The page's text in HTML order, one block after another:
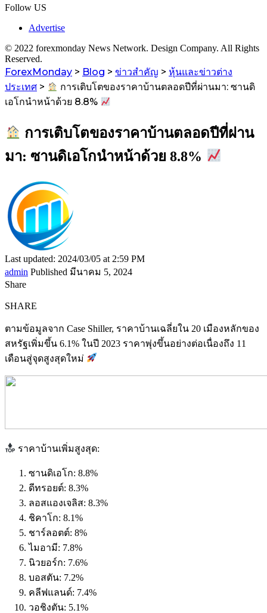
Follow US
Advertise
© 2022 forexmonday News Network. Design Company. All Rights
Reserved.
ForexMonday > Blog > ข่าวสำคัญ > หุ้นและข่าวต่าง
ประเทศ >
การเติบโตของราคาบ้านตลอดปีที่ผ่านมา: ซานดิ
เอโกนำหน้าด้วย 8.8%
การเติบโตของราคาบ้านตลอดปีที่ผ่าน
มา: ซานดิเอโกนำหน้าด้วย 8.8%
Last updated: 2024/03/05 at 2:59 PM
admin Published มีนาคม 5, 2024
Share
SHARE
ตามข้อมูลจาก Case Shiller, ราคาบ้านเฉลี่ยใน 20 เมืองหลักของ
สหรัฐเพิ่มขึ้น 6.1% ในปี 2023 ราคาพุ่งขึ้นอย่างต่อเนื่องถึง 11
เดือนสู่จุดสูงสุดใหม่
ราคาบ้านเพิ่มสูงสุด:
ซานดิเอโก: 8.8%
ดีทรอยต์: 8.3%
ลอสแองเจลิส: 8.3%
ชิคาโก: 8.1%
ชาร์ลอตต์: 8%
ไมอามี: 7.8%
นิวยอร์ก: 7.6%
บอสตัน: 7.2%
คลีฟแลนด์: 7.4%
วอชิงตัน: 5.1%